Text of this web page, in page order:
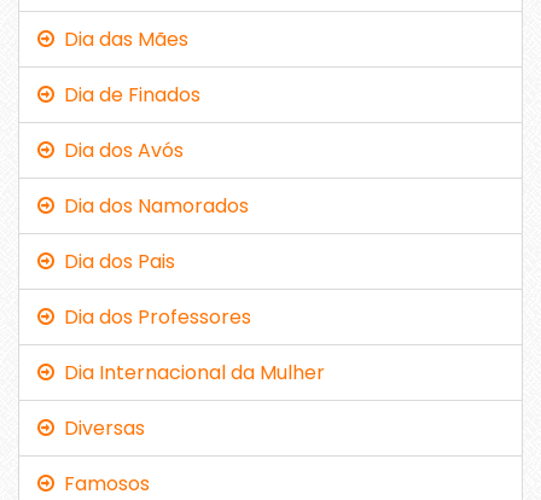
Dia das Mães
Dia de Finados
Dia dos Avós
Dia dos Namorados
Dia dos Pais
Dia dos Professores
Dia Internacional da Mulher
Diversas
Famosos